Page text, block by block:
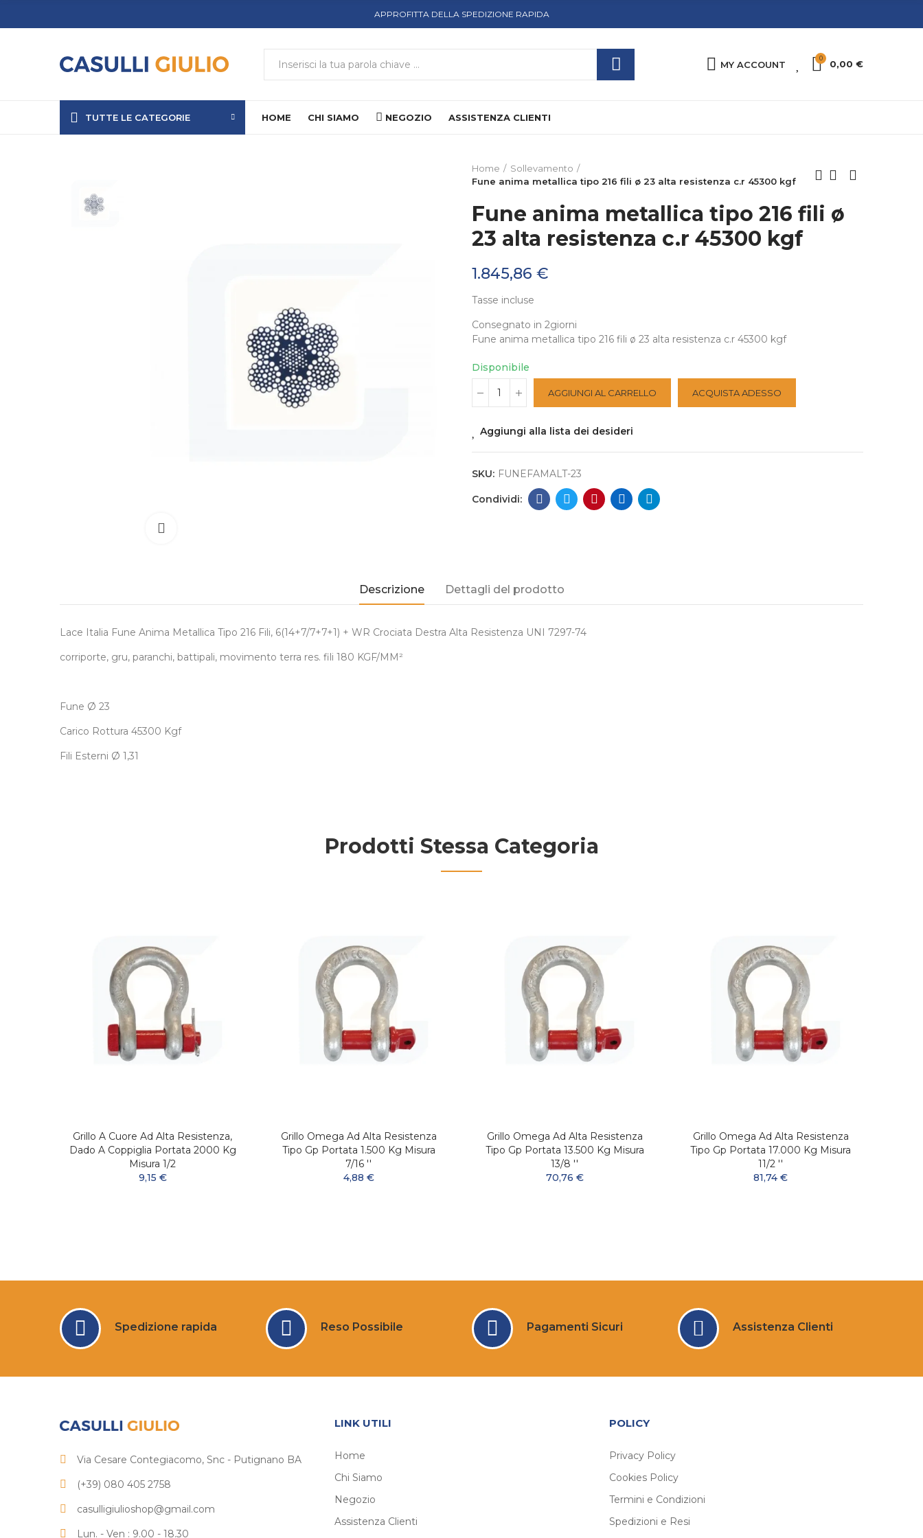
APPROFITTA DELLA SPEDIZIONE RAPIDA
MY ACCOUNT
0
0,00 €
TUTTE LE CATEGORIE HOME CHI SIAMO NEGOZIO ASSISTENZA CLIENTI
Home
Sollevamento
Fune anima metallica tipo 216 fili ø 23 alta resistenza c.r 45300 kgf
Fune anima metallica tipo 216 fili ø
23 alta resistenza c.r 45300 kgf
1.845,86 €
Tasse incluse
Consegnato in 2giorni
Fune anima metallica tipo 216 fili ø 23 alta resistenza c.r 45300 kgf
Disponibile
AGGIUNGI AL CARRELLO ACQUISTA ADESSO
Aggiungi alla lista dei desideri
SKU: FUNEFAMALT-23
Descrizione Dettagli del prodotto
Lace Italia Fune Anima Metallica Tipo 216 Fili, 6(14+7/7+7+1) + WR Crociata Destra Alta Resistenza UNI 7297-74
corriporte, gru, paranchi, battipali, movimento terra res. fili 180 KGF/MM²
Fune Ø 23
Carico Rottura 45300 Kgf
Fili Esterni Ø 1,31
Prodotti Stessa Categoria
Grillo A Cuore Ad Alta Resistenza,
Dado A Coppiglia Portata 2000 Kg
Misura 1/2
9,15 €
Grillo Omega Ad Alta Resistenza
Tipo Gp Portata 1.500 Kg Misura
7/16 ''
4,88 €
Grillo Omega Ad Alta Resistenza
Tipo Gp Portata 13.500 Kg Misura
13/8 ''
70,76 €
Grillo Omega Ad Alta Resistenza
Tipo Gp Portata 17.000 Kg Misura
11/2 ''
81,74 €
Spedizione rapida Reso Possibile Pagamenti Sicuri Assistenza Clienti
Via Cesare Contegiacomo, Snc - Putignano BA
(+39) 080 405 2758
casulligiulioshop@gmail.com
Lun. - Ven : 9.00 - 18.30
LINK UTILI
Home
Chi Siamo
Negozio
Assistenza Clienti
POLICY
Privacy Policy
Cookies Policy
Termini e Condizioni
Spedizioni e Resi